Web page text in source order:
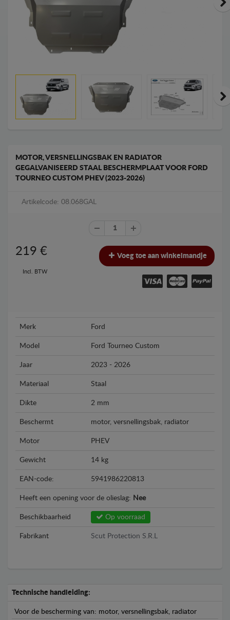
MOTOR, VERSNELLINGSBAK EN RADIATOR
GEGALVANISEERD STAAL BESCHERMPLAAT VOOR FORD
TOURNEO CUSTOM PHEV (2023-2026)
Artikelcode: 08.068GAL
219 €
Incl. BTW
Voeg toe aan winkelmandje
Merk Ford
Model Ford Tourneo Custom
Jaar 2023 - 2026
Materiaal Staal
Dikte 2 mm
Beschermt motor, versnellingsbak, radiator
Motor PHEV
Gewicht 14 kg
EAN-code: 5941986220813
Heeft een opening voor de olieslag: Nee
Beschikbaarheid Op voorraad
Fabrikant Scut Protection S.R.L
Technische handleiding:
Voor de bescherming van: motor, versnellingsbak, radiator